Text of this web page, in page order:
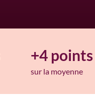
+4 points
sur la moyenne